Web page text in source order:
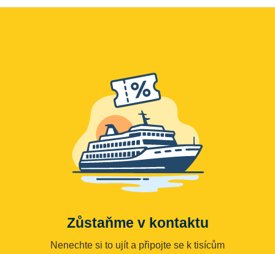
Zůstaňme v kontaktu
Nenechte si to ujít a připojte se k tisícům